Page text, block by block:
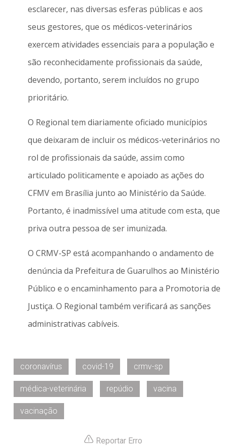
esclarecer, nas diversas esferas públicas e aos
seus gestores, que os médicos-veterinários
exercem atividades essenciais para a população e
são reconhecidamente profissionais da saúde,
devendo, portanto, serem incluídos no grupo
prioritário.
O Regional tem diariamente oficiado municípios
que deixaram de incluir os médicos-veterinários no
rol de profissionais da saúde, assim como
articulado politicamente e apoiado as ações do
CFMV em Brasília junto ao Ministério da Saúde.
Portanto, é inadmissível uma atitude com esta, que
priva outra pessoa de ser imunizada.
O CRMV-SP está acompanhando o andamento de
denúncia da Prefeitura de Guarulhos ao Ministério
Público e o encaminhamento para a Promotoria de
Justiça. O Regional também verificará as sanções
administrativas cabíveis.
coronavírus covid-19 crmv-sp
médica-veterinária repúdio vacina
vacinação
Reportar Erro